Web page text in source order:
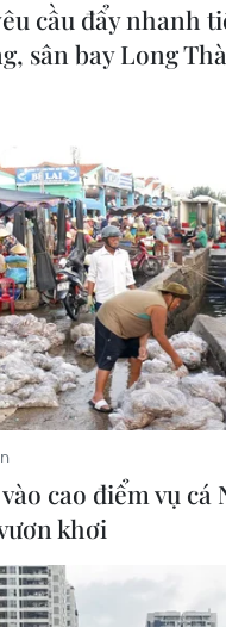
Triều Tiên đàm
Kaesong
đề nghị đàm phán với
tạo thuận lợi cho hoạt
Kaesong tại thị
Triều Tiên.
cầu đẩy nhanh
sân bay Long
cao điểm vụ cá
khơi